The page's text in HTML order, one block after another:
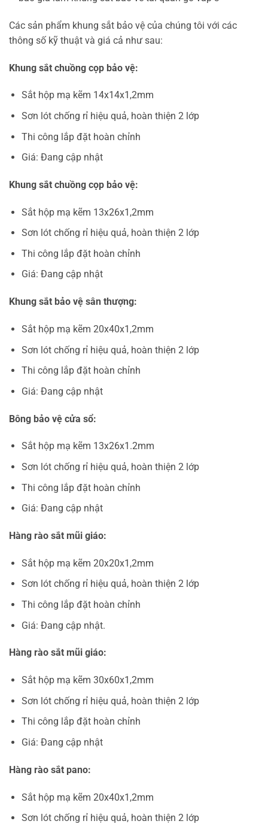
Các sản phẩm khung sắt bảo vệ của chúng tôi với các
thông số kỹ thuật và giá cả như sau:
Khung sắt chuồng cọp bảo vệ:
Sắt hộp mạ kẽm 14x14x1,2mm
Sơn lót chống rỉ hiệu quả, hoàn thiện 2 lớp
Thi công lắp đặt hoàn chỉnh
Giá: Đang cập nhật
Khung sắt chuồng cọp bảo vệ:
Sắt hộp mạ kẽm 13x26x1,2mm
Sơn lót chống rỉ hiệu quả, hoàn thiện 2 lớp
Thi công lắp đặt hoàn chỉnh
Giá: Đang cập nhật
Khung sắt bảo vệ sân thượng:
Sắt hộp mạ kẽm 20x40x1,2mm
Sơn lót chống rỉ hiệu quả, hoàn thiện 2 lớp
Thi công lắp đặt hoàn chỉnh
Giá: Đang cập nhật
Bông bảo vệ cửa sổ:
Sắt hộp mạ kẽm 13x26x1.2mm
Sơn lót chống rỉ hiệu quả, hoàn thiện 2 lớp
Thi công lắp đặt hoàn chỉnh
Giá: Đang cập nhật
Hàng rào sắt mũi giáo:
Sắt hộp mạ kẽm 20x20x1,2mm
Sơn lót chống rỉ hiệu quả, hoàn thiện 2 lớp
Thi công lắp đặt hoàn chỉnh
Giá: Đang cập nhật.
Hàng rào sắt mũi giáo:
Sắt hộp mạ kẽm 30x60x1,2mm
Sơn lót chống rỉ hiệu quả, hoàn thiện 2 lớp
Thi công lắp đặt hoàn chỉnh
Giá: Đang cập nhật
Hàng rào sắt pano:
Sắt hộp mạ kẽm 20x40x1,2mm
Sơn lót chống rỉ hiệu quả, hoàn thiện 2 lớp